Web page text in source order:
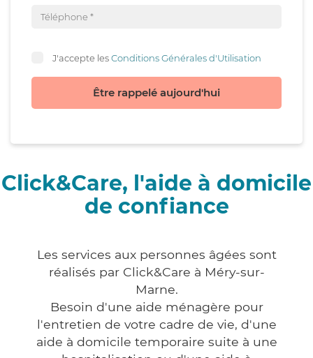
J'accepte lesConditions Générales d'Utilisation
Être rappelé aujourd'hui
Click&Care, l'aide à domicile
de confiance
Les services aux personnes âgées sont
réalisés par Click&Care à Méry-sur-
Marne.
Besoin d'une aide ménagère pour
l'entretien de votre cadre de vie, d'une
aide à domicile temporaire suite à une